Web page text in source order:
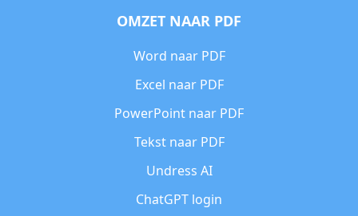
OMZET NAAR PDF
Word naar PDF
Excel naar PDF
PowerPoint naar PDF
Tekst naar PDF
Undress AI
ChatGPT login